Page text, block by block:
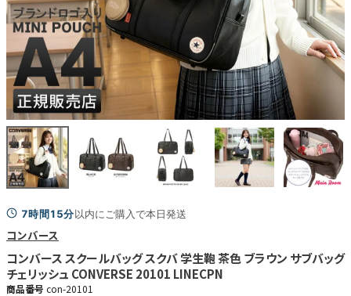
7時間15分以内にご購入で本日発送
コンバース
コンバース スクールバッグ スクバ 学生鞄 茶色 ブラウン サブバッグ
チェリッシュ CONVERSE 20101 LINECPN
商品番号 con-20101